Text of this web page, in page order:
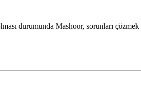
durumunda Mashoor, sorunları